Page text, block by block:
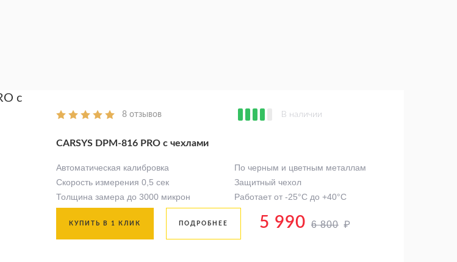
В наличии
8 отзывов
CARSYS DPM-816 PRO с чехлами
Автоматическая калибровка
Скорость измерения 0,5 сек
Толщина замера до 3000 микрон
По черным и цветным металлам
Защитный чехол
Работает от -25°C до +40°C
5 990 6 800 ₽
КУПИТЬ В 1 КЛИК ПОДРОБНЕЕ